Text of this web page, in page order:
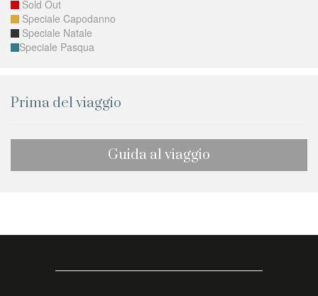
Sold Out
Speciale Capodanno
Speciale Natale
Speciale Pasqua
Prima del viaggio
Guida al viaggio